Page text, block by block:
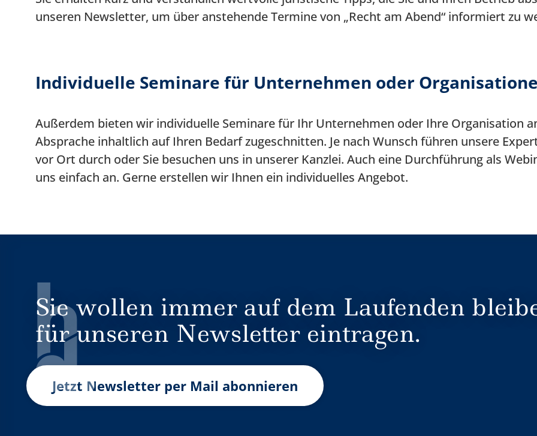
auf
Anforderungen
unseren Newsletter, um über anstehende Termine von „Recht am Abend“ informiert zu
Individuelle Seminare für Unternehmen oder
Außerdem bieten wir individuelle Seminare für Ihr Unternehmen oder Ihre Organisation
Absprache inhaltlich auf Ihren Bedarf zugeschnitten. Je nach Wunsch führen unsere
vor Ort durch oder Sie besuchen uns in unserer Kanzlei. Auch eine Durchführung als
uns einfach an. Gerne erstellen wir Ihnen ein individuelles Angebot.
Sie wollen immer auf dem Laufenden
für unseren Newsletter eintragen.
Jetzt Newsletter per Mail abonnieren